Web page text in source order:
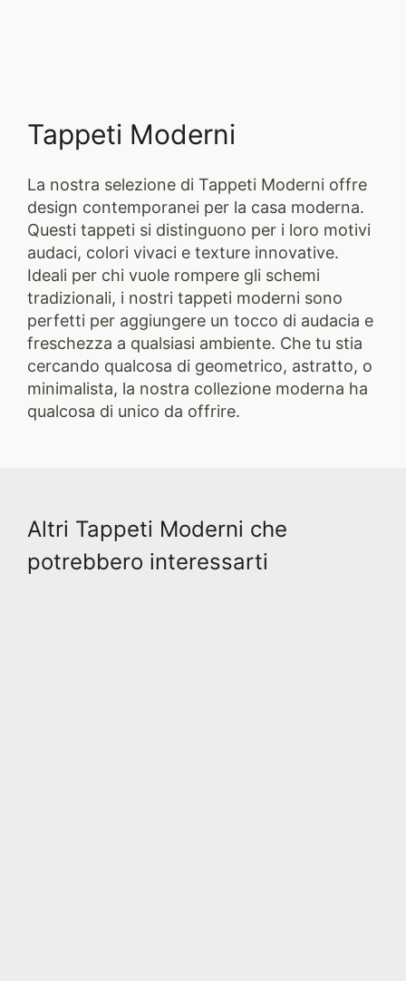
Tappeti Moderni
La nostra selezione di Tappeti Moderni offre
design contemporanei per la casa moderna.
Questi tappeti si distinguono per i loro motivi
audaci, colori vivaci e texture innovative.
Ideali per chi vuole rompere gli schemi
tradizionali, i nostri tappeti moderni sono
perfetti per aggiungere un tocco di audacia e
freschezza a qualsiasi ambiente. Che tu stia
cercando qualcosa di geometrico, astratto, o
minimalista, la nostra collezione moderna ha
qualcosa di unico da offrire.
Altri Tappeti Moderni che
potrebbero interessarti